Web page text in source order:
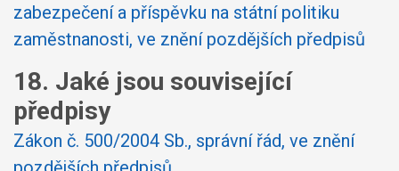
zabezpečení a příspěvku na státní politiku
zaměstnanosti, ve znění pozdějších předpisů
18. Jaké jsou související
předpisy
Zákon č. 500/2004 Sb., správní řád, ve znění